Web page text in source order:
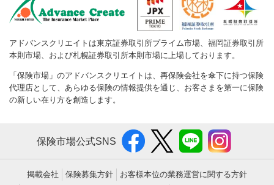
アドバンスクリエイトは東京証券取引所プライム市場、福岡証券取引所
本則市場、および札幌証券取引所本則市場に上場しております。
「保険市場」のアドバンスクリエイトは、再保険会社を傘下に持つ保険
代理店として、あらゆる保険の情報提供を通じ、お客さまを第一に保険
の新しい在り方を創造します。
保険市場公式SNS
掲載会社 保険募集方針 お客様本位の業務運営に関する方針